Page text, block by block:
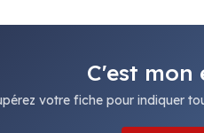
C'est mon
votre fiche pour indiquer